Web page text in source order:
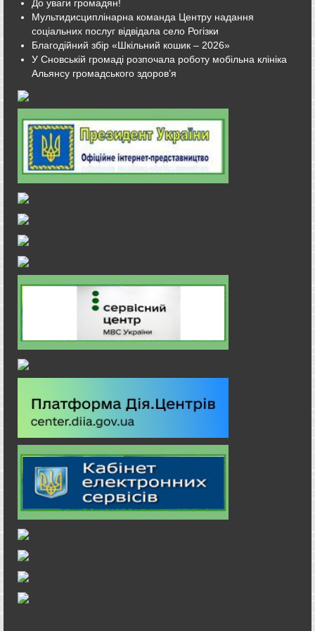
До уваги громадян!
Мультидисциплінарна команда Центру надання
соціальних послуг відвідала село Рогізки
Благодійний збір «Шкільний кошик – 2026»
У Сновській громаді розпочала роботу мобільна клініка
Альянсу громадського здоров’я